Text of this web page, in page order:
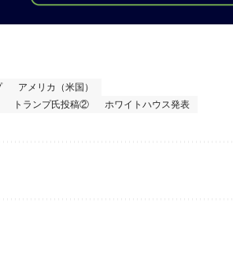
アメリカ（米国）
トランプ氏投稿② ホワイトハウス発表